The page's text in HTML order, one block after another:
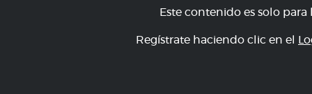
Este contenido es solo
Regístrate haciendo clic en el